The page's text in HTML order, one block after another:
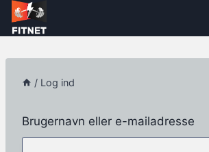
Skip
/ Log ind
Brugernavn eller e-mailadresse